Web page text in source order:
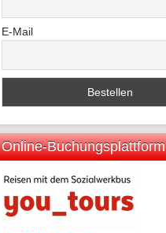
E-Mail
Online-Buchungsplattform